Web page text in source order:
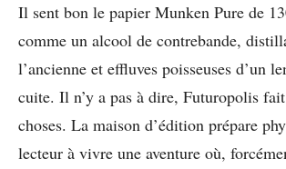
Il sent bon le papier Munken Pure de
comme un alcool de contrebande,
l’ancienne et effluves poisseuses d’un
cuite. Il n’y a pas à dire, Futuropolis
choses. La maison d’édition prépare
lecteur à vivre une aventure où,